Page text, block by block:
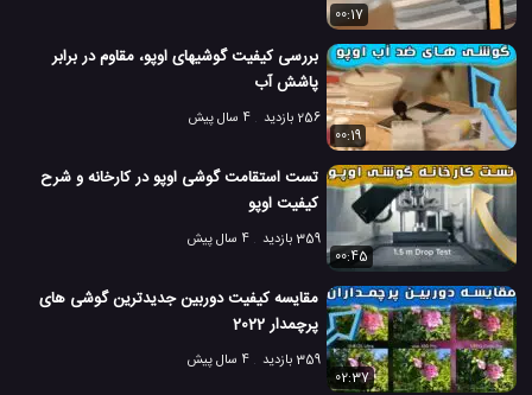
00:17
بررسی کیفیت گوشیهای اوپو، مقاوم در برابر
پاشش آب
256 بازدید
4 سال پیش
00:19
تست استقامت گوشی اوپو در کارخانه و شرح
کیفیت اوپو
359 بازدید
4 سال پیش
00:45
مقایسه کیفیت دوربین جدیدترین گوشی های
پرچمدار 2022
359 بازدید
4 سال پیش
02:37